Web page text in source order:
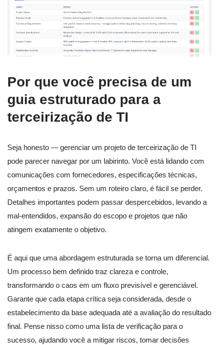
Por que você precisa de um
guia estruturado para a
terceirização de TI
Seja honesto — gerenciar um projeto de terceirização de TI
pode parecer navegar por um labirinto. Você está lidando com
comunicações com fornecedores, especificações técnicas,
orçamentos e prazos. Sem um roteiro claro, é fácil se perder.
Detalhes importantes podem passar despercebidos, levando a
mal-entendidos, expansão do escopo e projetos que não
atingem exatamente o objetivo.
É aqui que uma abordagem estruturada se torna um diferencial.
Um processo bem definido traz clareza e controle,
transformando o caos em um fluxo previsível e gerenciável.
Garante que cada etapa crítica seja considerada, desde o
estabelecimento da base adequada até a avaliação do resultado
final. Pense nisso como uma lista de verificação para o
sucesso, ajudando você a mitigar riscos, tomar decisões